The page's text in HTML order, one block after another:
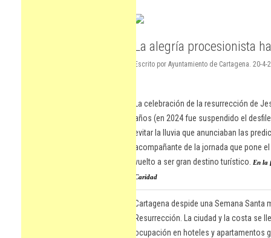
La alegría procesionista
Escrito por Ayuntamiento de Cartagena. 20-
La celebración de la resurrección de
años (en 2024 fue suspendido el
evitar la lluvia que anunciaban las
acompañante de la jornada que pone
vuelto a ser gran destino turístico.
En la
Caridad
Cartagena despide una Semana
Resurrección. La ciudad y la costa se
ocupación en hoteles y apartamentos